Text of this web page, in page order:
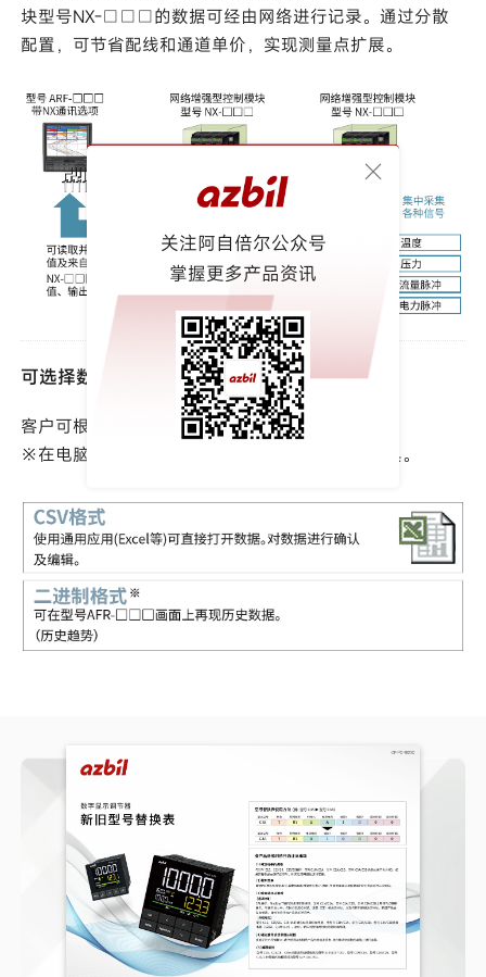
块型号NX-□□□的数据可经由网络进行记录。通过分散
配置，可节省配线和通道单价，实现测量点扩展。
可选择数据保存格式
客户可根据用途选择数据保存格式。
※在电脑上处理数据时，需要专用的数据分析工具。
关注阿自倍尔公众号
掌握更多产品资讯